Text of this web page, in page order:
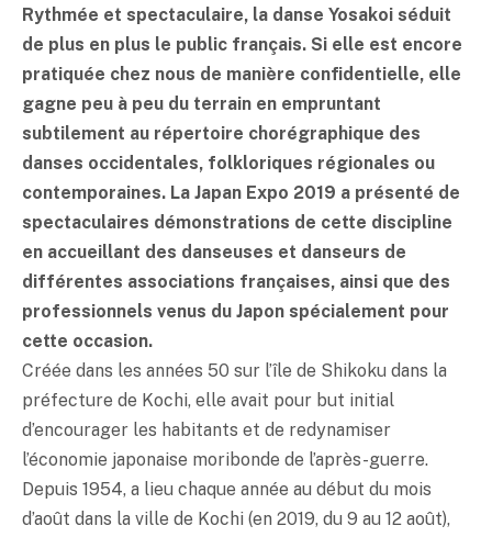
Rythmée et spectaculaire, la danse Yosakoi séduit
de plus en plus le public français. Si elle est encore
pratiquée chez nous de manière confidentielle, elle
gagne peu à peu du terrain en empruntant
subtilement au répertoire chorégraphique des
danses occidentales, folkloriques régionales ou
contemporaines. La Japan Expo 2019 a présenté de
spectaculaires démonstrations de cette discipline
en accueillant des danseuses et danseurs de
différentes associations françaises, ainsi que des
professionnels venus du Japon spécialement pour
cette occasion.
Créée dans les années 50 sur l’île de Shikoku dans la
préfecture de Kochi, elle avait pour but initial
d’encourager les habitants et de redynamiser
l’économie japonaise moribonde de l’après-guerre.
Depuis 1954, a lieu chaque année au début du mois
d’août dans la ville de Kochi (en 2019, du 9 au 12 août),